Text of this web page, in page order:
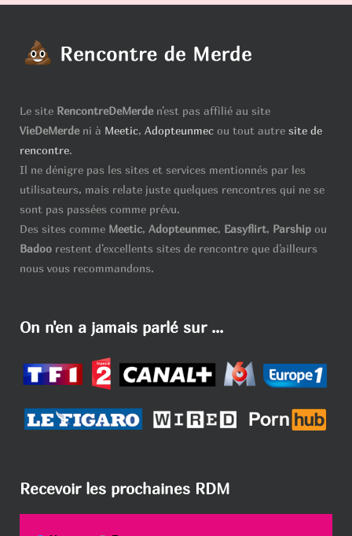
Le site RencontreDeMerden'est pas affilié au site
VieDeMerdeni à Meetic, Adopteunmec ou tout autre site de
rencontre.
Il ne dénigre pas les sites et services mentionnés par les
utilisateurs, mais relate juste quelques rencontres qui ne se
sont pas passées comme prévu.
Des sites comme Meetic, Adopteunmec, Easyflirt, Parship ou
Badoo restent d'excellents sites de rencontre que d'ailleurs
nous vous recommandons.
On n'en a jamais parlé sur ...
Recevoir les prochaines RDM